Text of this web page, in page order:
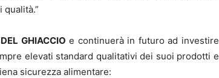
GHIACCIO e continuerà in futuro ad investire
elevati standard qualitativi dei suoi prodotti e
sicurezza alimentare: